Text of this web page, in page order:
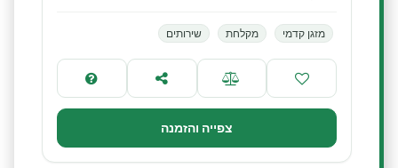
מזגן קדמי מקלחת שירותים
צפייה והזמנה